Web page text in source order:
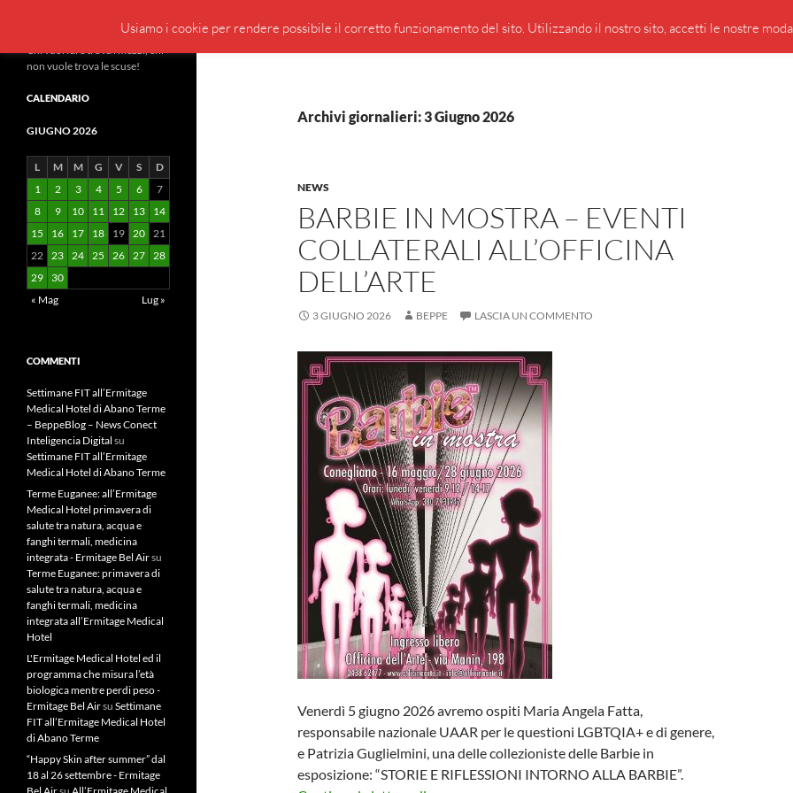
Vai
contenuto
PRESENTAZIONE DI GIUSEPPE BORSOI
Archivi giornalieri: 3 Giugno 2026
NEWS
BARBIE IN MOSTRA – EVENTI
COLLATERALI ALL’OFFICINA
DELL’ARTE
3 GIUGNO 2026 BEPPE LASCIA UN COMMENTO
Venerdì 5 giugno 2026 avremo ospiti Maria Angela Fatta,
responsabile nazionale UAAR per le questioni LGBTQIA+ e di genere,
e Patrizia Guglielmini, una delle collezioniste delle Barbie in
esposizione: “STORIE E RIFLESSIONI INTORNO ALLA BARBIE”.
Chi vuol fare trova i mezzi, chi
non vuole trova le scuse!
CALENDARIO
GIUGNO 2026
L M M G V S
D
1
2 3 4 5 6
7
8
9 10 11 12 13
14
15
16 17 18 19 20 21
22 23 24 25 26 27 28
29
30
« Mag
Lug »
COMMENTI
Settimane FIT all’Ermitage
Medical Hotel di Abano Terme
– BeppeBlog – News Conect
Inteligencia Digital su
Settimane FIT all’Ermitage
Medical Hotel di Abano Terme
Terme Euganee: all’Ermitage
Medical Hotel primavera di
salute tra natura, acqua e
fanghi termali, medicina
integrata - Ermitage Bel Airsu
Terme Euganee: primavera di
salute tra natura, acqua e
fanghi termali, medicina
integrata all’Ermitage Medical
Hotel
L'Ermitage Medical Hotel ed il
programma che misura l’età
biologica mentre perdi peso -
Ermitage Bel Airsu Settimane
FIT all’Ermitage Medical Hotel
di Abano Terme
“Happy Skin after summer” dal
18 al 26 settembre - Ermitage
Usiamo i cookie per rendere possibile il corretto funzionamento del sito. Utilizzando il nostro sito, accetti le nostre